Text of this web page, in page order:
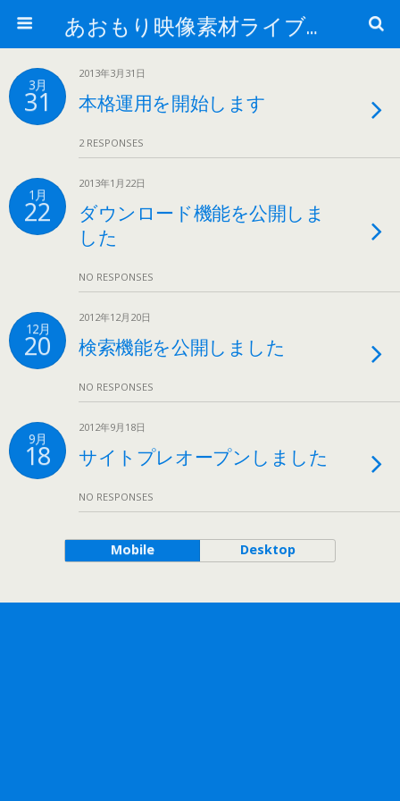
あおもり映像素材ライブラリー
3月
31
2013年3月31日
本格運用を開始します
2 RESPONSES
1月
22
2013年1月22日
ダウンロード機能を公開しま
した
NO RESPONSES
12月
20
2012年12月20日
検索機能を公開しました
NO RESPONSES
9月
18
2012年9月18日
サイトプレオープンしました
NO RESPONSES
Mobile Desktop